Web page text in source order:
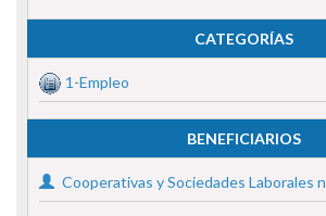
CATEGORÍAS
1-Empleo
BENEFICIARIOS
Cooperativas y Sociedades Laborales